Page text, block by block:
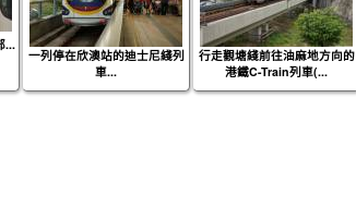
...
一列停在欣澳站的迪士尼綫列
車...
行走觀塘綫前往油麻地方向的
港鐵C-Train列車(...